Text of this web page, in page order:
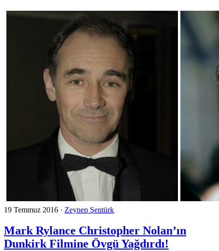
19 Temmuz 2016 · Zeynep Şentürk
Mark Rylance Christopher Nolan’ın
Dunkirk Filmine Övgü Yağdırdı!